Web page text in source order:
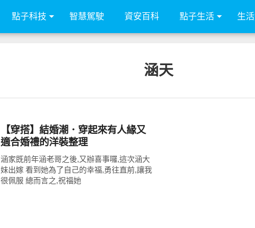
點子科技 智慧駕駛 資安百科 點子生活 生
涵天
【穿搭】結婚潮．穿起來有人緣又
適合婚禮的洋裝整理
涵家既前年涵老哥之後,又辦喜事囉,這次涵大
妹出嫁 看到她為了自己的幸福,勇往直前,讓我
很佩服 總而言之,祝福她